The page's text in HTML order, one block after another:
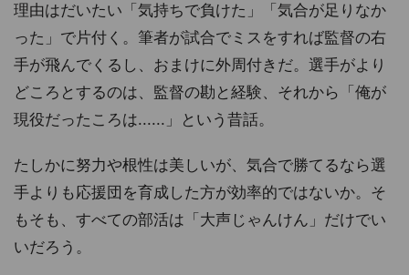
理由はだいたい「気持ちで負けた」「気合が足りなか
った」で片付く。筆者が試合でミスをすれば監督の右
手が飛んでくるし、おまけに外周付きだ。選手がより
どころとするのは、監督の勘と経験、それから「俺が
現役だったころは......」という昔話。
たしかに努力や根性は美しいが、気合で勝てるなら選
手よりも応援団を育成した方が効率的ではないか。そ
もそも、すべての部活は「大声じゃんけん」だけでい
いだろう。